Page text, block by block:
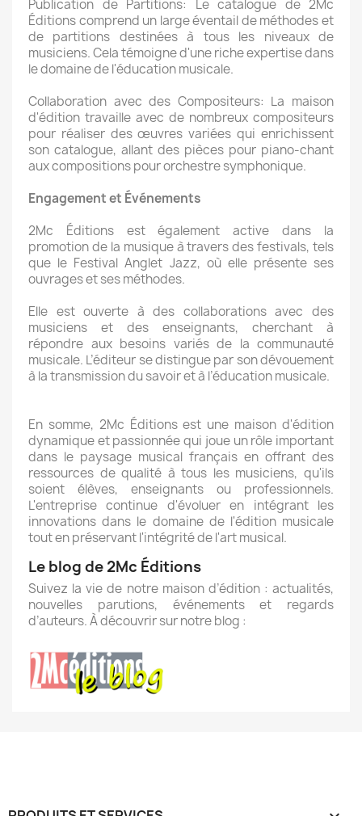
Publication de Partitions: Le catalogue de 2Mc
Éditions comprend un large éventail de méthodes et
de partitions destinées à tous les niveaux de
musiciens. Cela témoigne d'une riche expertise dans
le domaine de l'éducation musicale.
Collaboration avec des Compositeurs: La maison
d'édition travaille avec de nombreux compositeurs
pour réaliser des œuvres variées qui enrichissent
son catalogue, allant des pièces pour piano-chant
aux compositions pour orchestre symphonique.
Engagement et Événements
2Mc Éditions est également active dans la
promotion de la musique à travers des festivals, tels
que le Festival Anglet Jazz, où elle présente ses
ouvrages et ses méthodes.
Elle est ouverte à des collaborations avec des
musiciens et des enseignants, cherchant à
répondre aux besoins variés de la communauté
musicale. L’éditeur se distingue par son dévouement
à la transmission du savoir et à l’éducation musicale.
En somme, 2Mc Éditions est une maison d'édition
dynamique et passionnée qui joue un rôle important
dans le paysage musical français en offrant des
ressources de qualité à tous les musiciens, qu'ils
soient élèves, enseignants ou professionnels.
L'entreprise continue d'évoluer en intégrant les
innovations dans le domaine de l'édition musicale
tout en préservant l'intégrité de l'art musical.
Le blog de 2Mc Éditions
Suivez la vie de notre maison d’édition : actualités,
nouvelles parutions, événements et regards
d’auteurs. À découvrir sur notre blog :